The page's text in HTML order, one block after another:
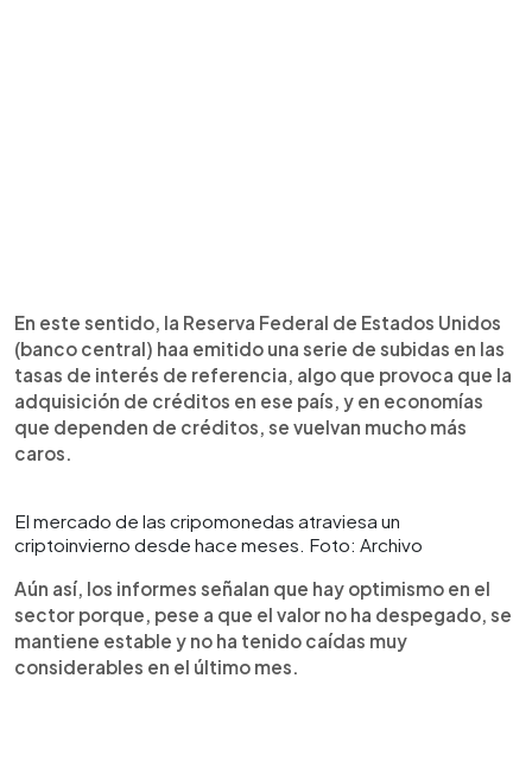
En este sentido, la Reserva Federal de Estados Unidos
(banco central) haa emitido una serie de subidas en las
tasas de interés de referencia, algo que provoca que la
adquisición de créditos en ese país, y en economías
que dependen de créditos, se vuelvan mucho más
caros.
El mercado de las cripomonedas atraviesa un
criptoinvierno desde hace meses. Foto: Archivo
Aún así, los informes señalan que hay optimismo en el
sector porque, pese a que el valor no ha despegado, se
mantiene estable y no ha tenido caídas muy
considerables en el último mes.